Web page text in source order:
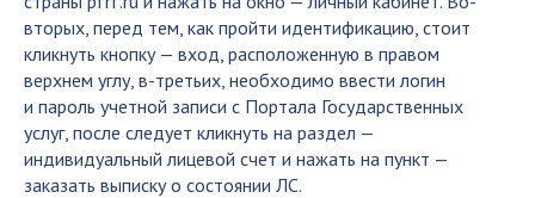
вторых, перед тем, как пройти идентификацию, стоит
кликнуть кнопку — вход, расположенную в правом
верхнем углу, в-третьих, необходимо ввести логин
и пароль учетной записи с Портала Государственных
услуг, после следует кликнуть на раздел —
индивидуальный лицевой счет и нажать на пункт —
заказать выписку о состоянии ЛС.